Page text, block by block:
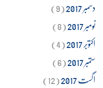
دسمبر 2017
(9)
نومبر 2017
(8)
اکتوبر 2017
(4)
ستمبر 2017
(6)
اگست 2017
(12)